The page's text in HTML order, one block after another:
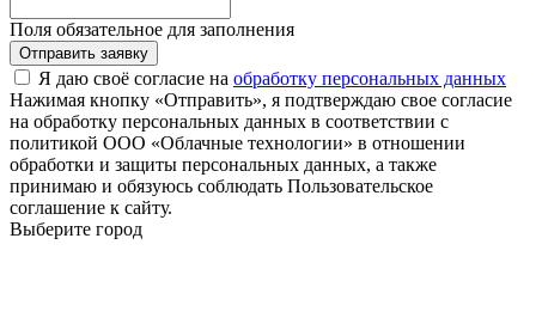
Поля обязательное для заполнения
Отправить заявку
Я даю своё согласие на обработку персональных данных
Нажимая кнопку «Отправить», я подтверждаю свое согласие
на обработку персональных данных в соответствии с
политикой ООО «Облачные технологии» в отношении
обработки и защиты персональных данных, а также
принимаю и обязуюсь соблюдать Пользовательское
соглашение к сайту.
Выберите город